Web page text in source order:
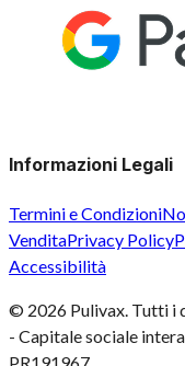
Informazioni Legali
Termini e Condizioni
VenditaPrivacy Policy
Accessibilità
© 2026 Pulivax. Tutti i
- Capitale sociale